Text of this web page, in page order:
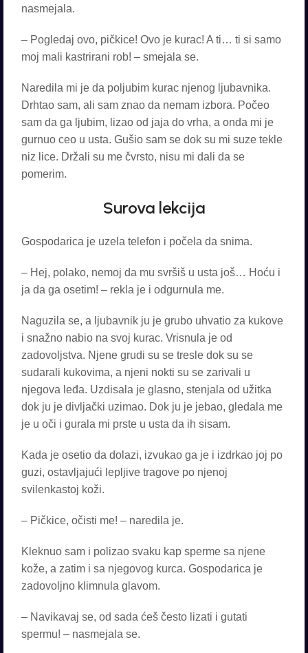
nasmejala.
– Pogledaj ovo, pičkice! Ovo je kurac! A ti… ti si samo
moj mali kastrirani rob! – smejala se.
Naredila mi je da poljubim kurac njenog ljubavnika.
Drhtao sam, ali sam znao da nemam izbora. Počeo
sam da ga ljubim, lizao od jaja do vrha, a onda mi je
gurnuo ceo u usta. Gušio sam se dok su mi suze tekle
niz lice. Držali su me čvrsto, nisu mi dali da se
pomerim.
Surova lekcija
Gospodarica je uzela telefon i počela da snima.
– Hej, polako, nemoj da mu svršiš u usta još… Hoću i
ja da ga osetim! – rekla je i odgurnula me.
Naguzila se, a ljubavnik ju je grubo uhvatio za kukove
i snažno nabio na svoj kurac. Vrisnula je od
zadovoljstva. Njene grudi su se tresle dok su se
sudarali kukovima, a njeni nokti su se zarivali u
njegova leđa. Uzdisala je glasno, stenjala od užitka
dok ju je divljački uzimao. Dok ju je jebao, gledala me
je u oči i gurala mi prste u usta da ih sisam.
Kada je osetio da dolazi, izvukao ga je i izdrkao joj po
guzi, ostavljajući lepljive tragove po njenoj
svilenkastoj koži.
– Pičkice, očisti me! – naredila je.
Kleknuo sam i polizao svaku kap sperme sa njene
kože, a zatim i sa njegovog kurca. Gospodarica je
zadovoljno klimnula glavom.
– Navikavaj se, od sada ćeš često lizati i gutati
spermu! – nasmejala se.